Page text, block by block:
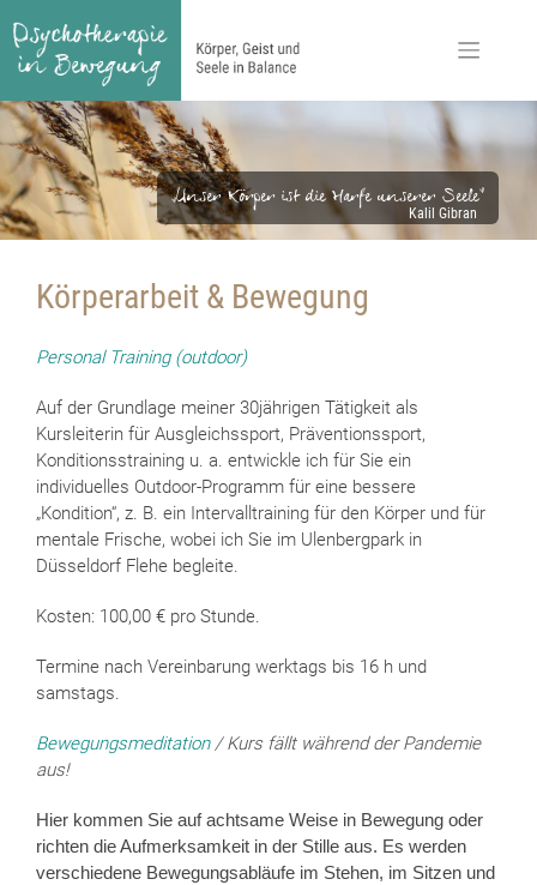
to
content
„Unser Körper ist die Harfe unserer Seele“
Kalil Gibran
Körperarbeit & Bewegung
Personal Training (outdoor)
Auf der Grundlage meiner 30jährigen Tätigkeit als
Kursleiterin für Ausgleichssport, Präventionssport,
Konditionsstraining u. a. entwickle ich für Sie ein
individuelles Outdoor-Programm für eine bessere
„Kondition“, z. B. ein Intervalltraining für den Körper und für
mentale Frische, wobei ich Sie im Ulenbergpark in
Düsseldorf Flehe begleite.
Kosten: 100,00 € pro Stunde.
Termine nach Vereinbarung werktags bis 16 h und
samstags.
Bewegungsmeditation/Kurs fällt während der Pandemie
aus!
Hier kommen Sie auf achtsame Weise in Bewegung oder
richten die Aufmerksamkeit in der Stille aus. Es werden
verschiedene Bewegungsabläufe im Stehen, im Sitzen und